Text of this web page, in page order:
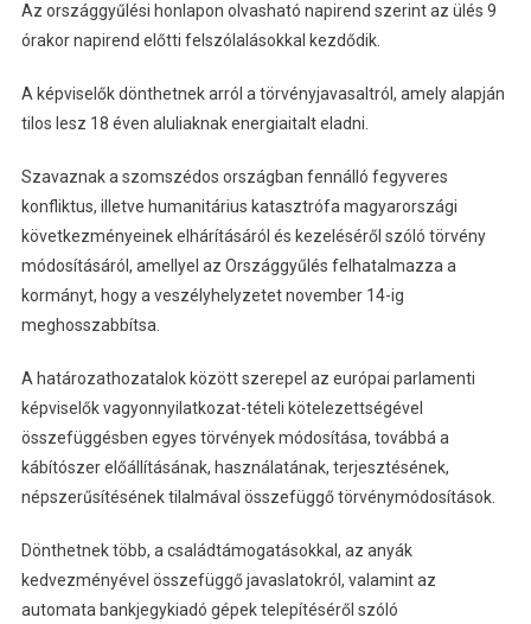
Az országgyűlési honlapon olvasható napirend szerint az ülés 9
órakor napirend előtti felszólalásokkal kezdődik.
A képviselők dönthetnek arról a törvényjavasaltról, amely alapján
tilos lesz 18 éven aluliaknak energiaitalt eladni.
Szavaznak a szomszédos országban fennálló fegyveres
konfliktus, illetve humanitárius katasztrófa magyarországi
következményeinek elhárításáról és kezeléséről szóló törvény
módosításáról, amellyel az Országgyűlés felhatalmazza a
kormányt, hogy a veszélyhelyzetet november 14-ig
meghosszabbítsa.
A határozathozatalok között szerepel az európai parlamenti
képviselők vagyonnyilatkozat-tételi kötelezettségével
összefüggésben egyes törvények módosítása, továbbá a
kábítószer előállításának, használatának, terjesztésének,
népszerűsítésének tilalmával összefüggő törvénymódosítások.
Dönthetnek több, a családtámogatásokkal, az anyák
kedvezményével összefüggő javaslatokról, valamint az
automata bankjegykiadó gépek telepítéséről szóló